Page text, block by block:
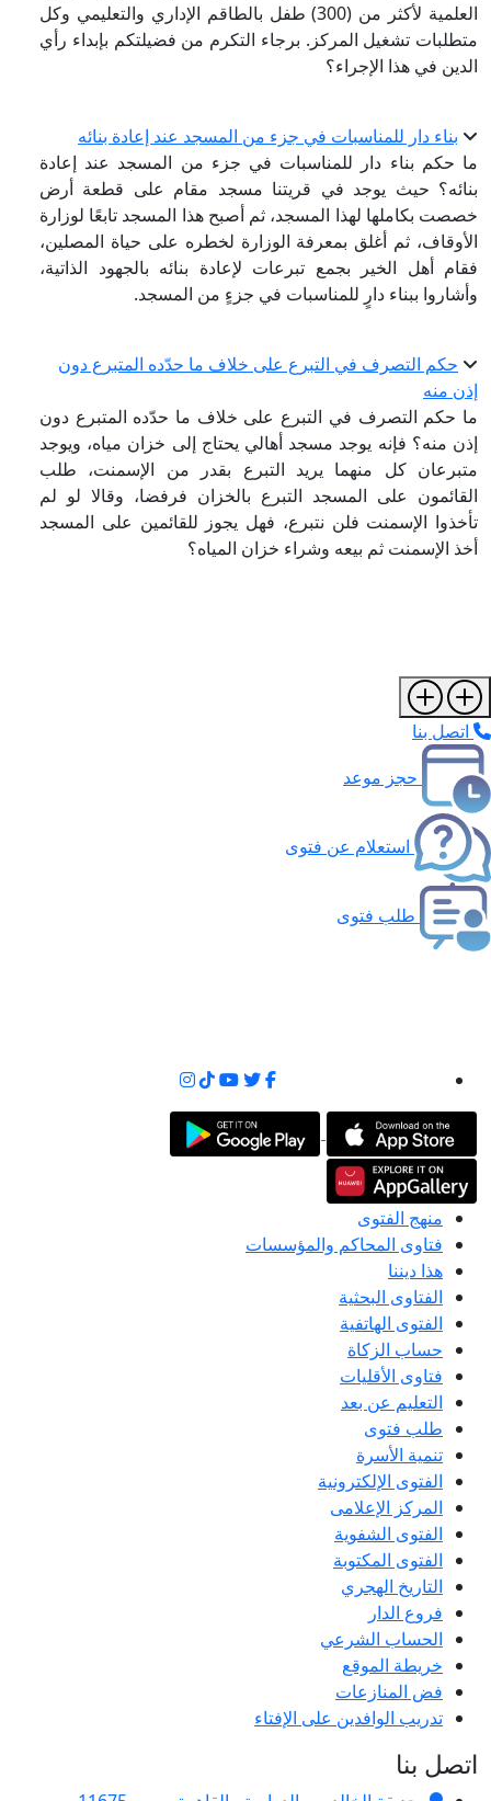
العلمية لأكثر من (300) طفل بالطاقم الإداري والتعليمي وكل
متطلبات تشغيل المركز. برجاء التكرم من فضيلتكم بإبداء رأي
الدين في هذا الإجراء؟
بناء دار للمناسبات في جزء من المسجد عند إعادة بنائه
ما حكم بناء دار للمناسبات في جزء من المسجد عند إعادة
بنائه؟ حيث يوجد في قريتنا مسجد مقام على قطعة أرض
خصصت بكاملها لهذا المسجد، ثم أصبح هذا المسجد تابعًا لوزارة
الأوقاف، ثم أغلق بمعرفة الوزارة لخطره على حياة المصلين،
فقام أهل الخير بجمع تبرعات لإعادة بنائه بالجهود الذاتية،
وأشاروا ببناء دارٍ للمناسبات في جزءٍ من المسجد.
حكم التصرف في التبرع على خلاف ما حدّده المتبرع دون
إذن منه
ما حكم التصرف في التبرع على خلاف ما حدّده المتبرع دون
إذن منه؟ فإنه يوجد مسجد أهالي يحتاج إلى خزان مياه، ويوجد
متبرعان كل منهما يريد التبرع بقدر من الإسمنت، طلب
القائمون على المسجد التبرع بالخزان فرفضا، وقالا لو لم
تأخذوا الإسمنت فلن نتبرع، فهل يجوز للقائمين على المسجد
أخذ الإسمنت ثم بيعه وشراء خزان المياه؟
اتصل بنا
حجز موعد
استعلام عن فتوى
طلب فتوى
منهج الفتوى
فتاوى المحاكم والمؤسسات
هذا ديننا
الفتاوى البحثية
الفتوى الهاتفية
حساب الزكاة
فتاوى الأقليات
التعليم عن بعد
طلب فتوى
تنمية الأسرة
الفتوى الإلكترونية
المركز الإعلامى
الفتوى الشفوية
الفتوى المكتوبة
التاريخ الهجري
فروع الدار
الحساب الشرعي
خريطة الموقع
فض المنازعات
تدريب الوافدين على الإفتاء
اتصل بنا